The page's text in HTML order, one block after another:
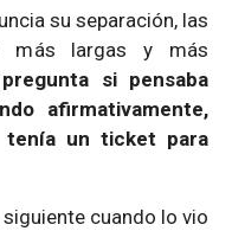
su separación, las
más largas y más
si pensaba
afirmativamente,
tenía un ticket para
cuando lo vio